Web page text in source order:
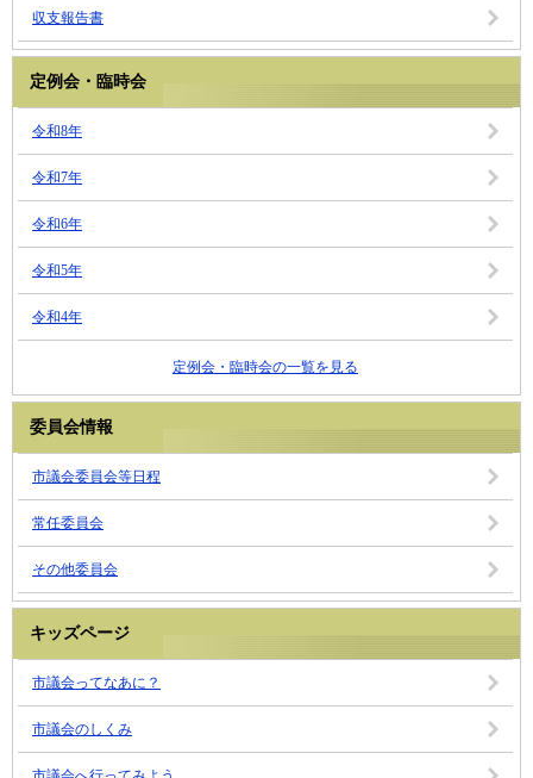
収支報告書
定例会・臨時会
令和8年
令和7年
令和6年
令和5年
令和4年
定例会・臨時会の一覧を見る
委員会情報
市議会委員会等日程
常任委員会
その他委員会
キッズページ
市議会ってなあに？
市議会のしくみ